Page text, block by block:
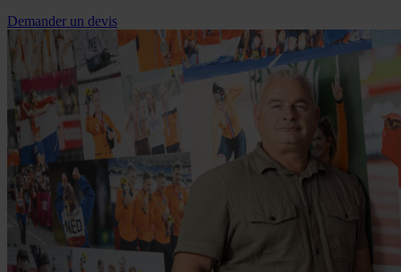
Demander un devis